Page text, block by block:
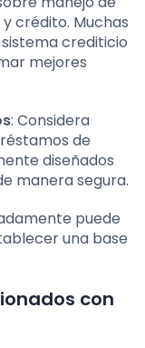
crédito. Muchas
crediticio
mejores
: Considera
de
diseñados
manera segura.
puede
una base
con